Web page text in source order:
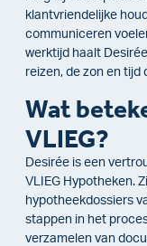
klantvriendelijke
communiceren
werktijd haalt
reizen, de zon en tijd
Wat
VLIEG?
Desirée is een
VLIEG Hypotheken.
hypotheekdossiers
stappen in het
verzamelen van